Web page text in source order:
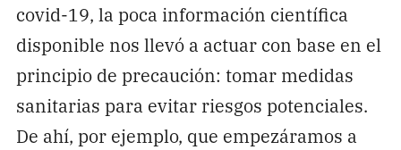
covid-19, la poca información científica
disponible nos llevó a actuar con base en el
principio de precaución: tomar medidas
sanitarias para evitar riesgos potenciales.
De ahí, por ejemplo, que empezáramos a